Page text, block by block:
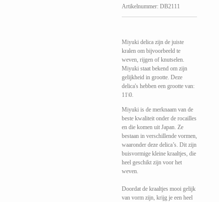
Artikelnummer: DB2111
Miyuki delica zijn de juiste
kralen om bijvoorbeeld te
weven, rijgen of knutselen.
Miyuki staat bekend om zijn
gelijkheid in grootte. Deze
delica's hebben een grootte van:
11\0.
Miyuki is de merknaam van de
beste kwaliteit onder de rocailles
en die komen uit Japan. Ze
bestaan in verschillende vormen,
waaronder deze delica’s. Dit zijn
buisvormige kleine kraaltjes, die
heel geschikt zijn voor het
weven.
Doordat de kraaltjes mooi gelijk
van vorm zijn, krijg je een heel